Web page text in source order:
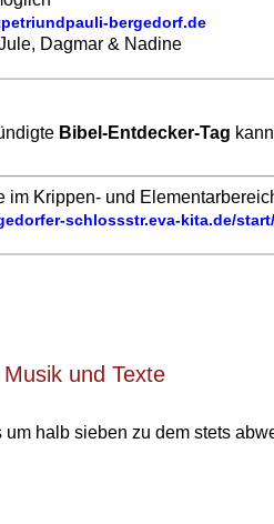
bergedorf.de
Dagmar & Nadine
Bibel-Entdecker-Tag
im Krippen- und
schlossstr.eva-kita.de/
und Texte
um halb sieben zu dem stets